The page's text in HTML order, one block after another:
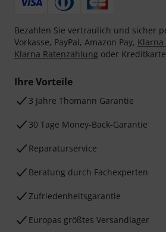
Bezahlen Sie vertraulich und sicher
Vorkasse, PayPal, Amazon Pay,
Klarna Ratenzahlung oder
Ihre Vorteile
3 Jahre Thomann Garantie
30 Tage Money-Back-Garantie
Reparaturservice
Beratung durch Fachexperten
Zufriedenheitsgarantie
Europas größtes Versandlager